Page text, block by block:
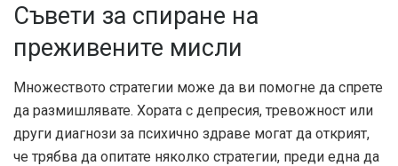
Съвети за спиране на
преживените мисли
Множеството стратегии може да ви помогне да спрете
да размишлявате. Хората с депресия, тревожност или
други диагнози за психично здраве могат да открият,
че трябва да опитате няколко стратегии, преди една да